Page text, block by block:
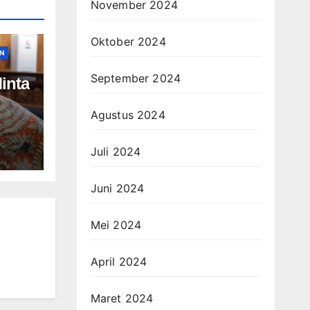
November 2024
Oktober 2024
September 2024
Agustus 2024
Juli 2024
Juni 2024
Mei 2024
April 2024
Maret 2024